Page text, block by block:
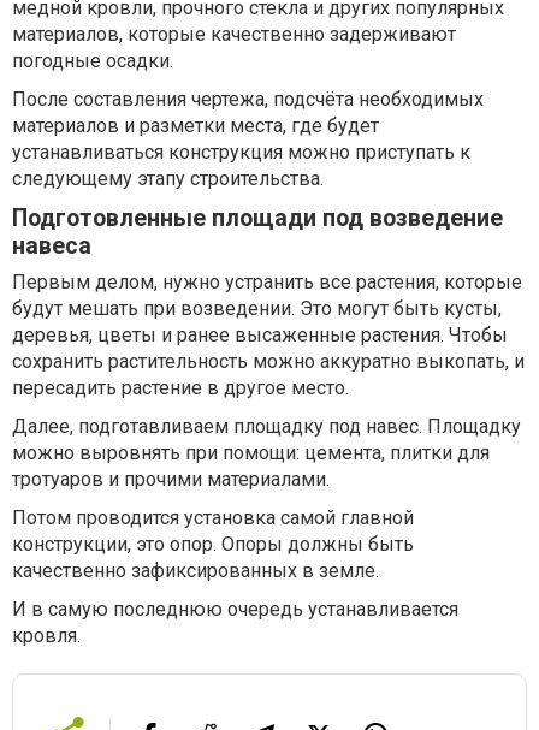
медной кровли, прочного стекла и других популярных
материалов, которые качественно задерживают
погодные осадки.
После составления чертежа, подсчёта необходимых
материалов и разметки места, где будет
устанавливаться конструкция можно приступать к
следующему этапу строительства.
Подготовленные площади под возведение
навеса
Первым делом, нужно устранить все растения, которые
будут мешать при возведении. Это могут быть кусты,
деревья, цветы и ранее высаженные растения. Чтобы
сохранить растительность можно аккуратно выкопать, и
пересадить растение в другое место.
Далее, подготавливаем площадку под навес. Площадку
можно выровнять при помощи: цемента, плитки для
тротуаров и прочими материалами.
Потом проводится установка самой главной
конструкции, это опор. Опоры должны быть
качественно зафиксированных в земле.
И в самую последнюю очередь устанавливается
кровля.